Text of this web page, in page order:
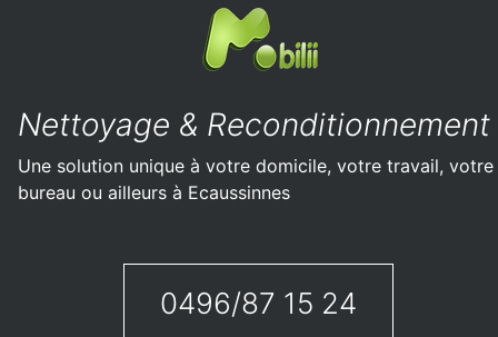
Nettoyage & Reconditionnement
Une solution unique à votre domicile, votre travail, votre
bureau ou ailleurs à Ecaussinnes
0496/87 15 24